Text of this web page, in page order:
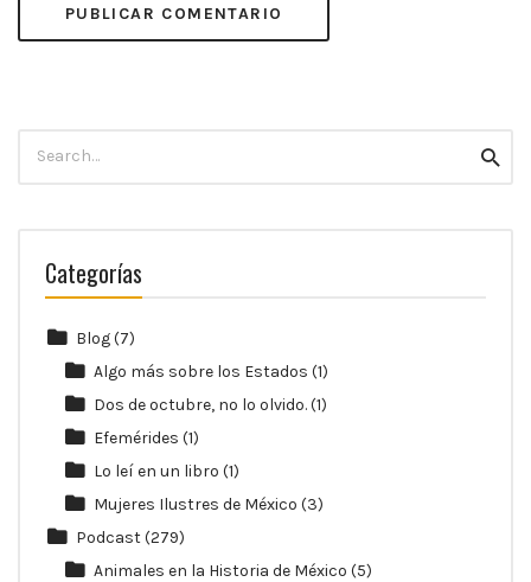
for:
Categorías
Blog(7)
Algo más sobre los Estados (1)
Dos de octubre, no lo olvido.(1)
Efemérides (1)
Lo leí en un libro (1)
Mujeres Ilustres de México (3)
Podcast(279)
Animales en la Historia de México (5)